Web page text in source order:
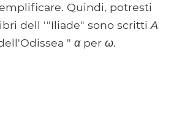
Quindi, potresti
dell '"Iliade" sono scritti Α
" α per ω.